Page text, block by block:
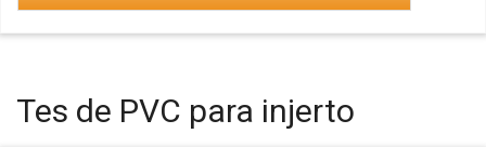
Tes de PVC para injerto